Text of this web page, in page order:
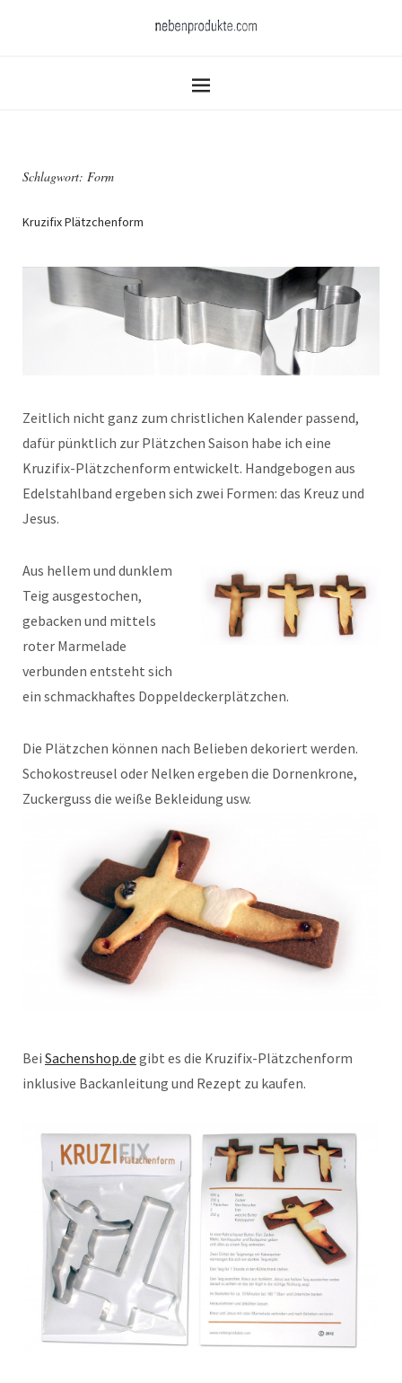
Schlagwort: Form
Kruzifix Plätzchenform
Zeitlich nicht ganz zum christlichen Kalender passend,
dafür pünktlich zur Plätzchen Saison habe ich eine
Kruzifix-Plätzchenform entwickelt. Handgebogen aus
Edelstahlband ergeben sich zwei Formen: das Kreuz und
Jesus.
Aus hellem und dunklem
Teig ausgestochen,
gebacken und mittels
roter Marmelade
verbunden entsteht sich
ein schmackhaftes Doppeldeckerplätzchen.
Die Plätzchen können nach Belieben dekoriert werden.
Schokostreusel oder Nelken ergeben die Dornenkrone,
Zuckerguss die weiße Bekleidung usw.
Bei Sachenshop.de gibt es die Kruzifix-Plätzchenform
inklusive Backanleitung und Rezept zu kaufen.